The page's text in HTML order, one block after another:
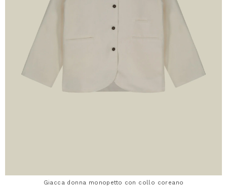
Giacca donna monopetto con collo coreano